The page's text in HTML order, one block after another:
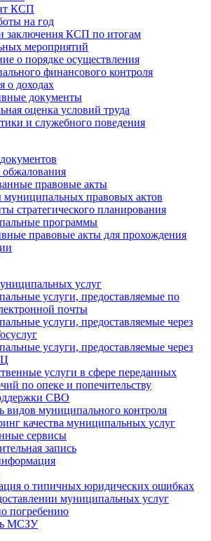
КСП
на год
заключения КСП по итогам
мероприятий
о порядке осуществления
финансового контроля
о доходах
документы
оценка условий труда
и служебного поведения
правовые акты
муниципальных правовых актов
стратегического планирования
программы
правовые акты для прохождения
услуг
услуги, предоставляемые по
почты
услуги, предоставляемые через
услуги, предоставляемые через
услуги в сфере переданных
по опеке и попечительству
СВО
видов муниципального контроля
качества муниципальных услуг
сервисы
запись
о типичных юридических ошибках
муниципальных услуг
погребению
МСЗУ